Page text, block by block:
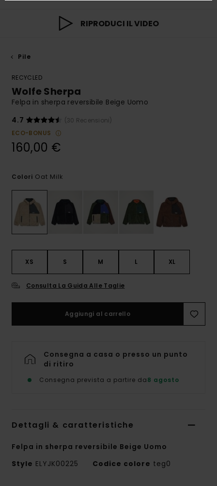
RIPRODUCI IL VIDEO
Pile
RECYCLED
Wolfe Sherpa
Felpa in sherpa reversibile Beige Uomo
4.7
(30 Recensioni)
ECO-BONUS
160,00 €
Colori Oat Milk
XS S M L XL
Consulta La Guida Alle Taglie
Aggiungi al carrello
Consegna a casa o presso un punto
di ritiro
Consegna prevista a partire da8 agosto
Dettagli & caratteristiche
Felpa in sherpa reversibile Beige Uomo
Style ELYJK00225 Codice colore teg0